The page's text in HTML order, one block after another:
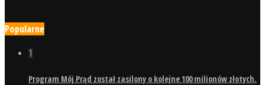
Popularne
1
Program Mój Prąd został zasilony o kolejne 100 milionów złotych.